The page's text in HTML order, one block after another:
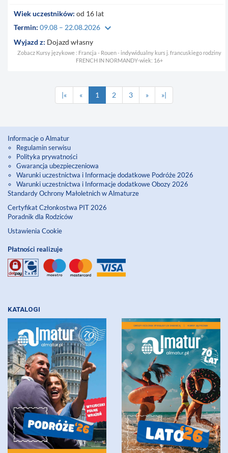
Wiek uczestników: od 16 lat
Termin: 09.08 – 22.08.2026 keyboard_arrow_down
Wyjazd z: Dojazd własny
Zobacz Kursy językowe : Francja - Rouen - indywidualny kurs j. francuskiego rodziny
FRENCH IN NORMANDY-wiek: 16+
|« « 1 2 3 » »|
Informacje o Almatur
Regulamin serwisu
Polityka prywatności
Gwarancja ubezpieczeniowa
Warunki uczestnictwa i Informacje dodatkowe Podróże 2026
Warunki uczestnictwa i Informacje dodatkowe Obozy 2026
Standardy Ochrony Małoletnich w Almaturze
Certyfikat Członkostwa PIT 2026
Poradnik dla Rodziców
Ustawienia Cookie
Płatności realizuje
KATALOGI